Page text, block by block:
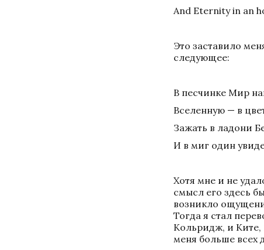
And Eternity in an
Это заставило
следующее:
В песчинке Мир
Вселенную — в
Зажать в ладони
И в миг один
Хотя мне и не
смысл его здесь
возникло
Тогда я стал
Кольридж, и Ките,
меня больше всех